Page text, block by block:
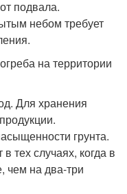
подвала.
небом требует
на территории
Для хранения
грунта.
тех случаях, когда в
чем на два-три